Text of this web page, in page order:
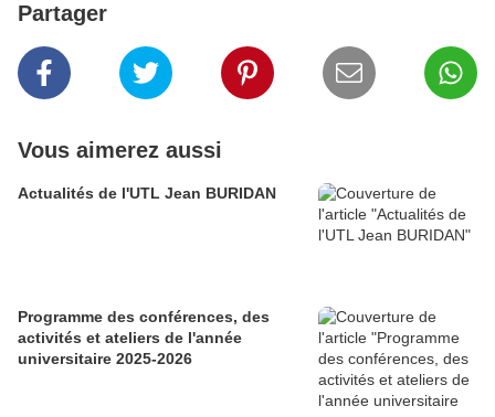
Partager
Vous aimerez aussi
Actualités de l'UTL Jean BURIDAN
Programme des conférences, des
activités et ateliers de l'année
universitaire 2025-2026